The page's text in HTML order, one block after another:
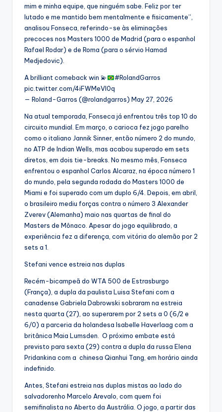
mim e minha equipe, que ninguém sabe. Feliz por ter
lutado e me mantido bem mentalmente e fisicamente”,
analisou Fonseca, referindo-se às eliminações
precoces nos Masters 1000 de Madrid (para o espanhol
Rafael Rodar) e de Roma (para o sérvio Hamad
Medjedovic).
A brilliant comeback win 💫
#RolandGarros
pic.twitter.com/4iFWMeVI0q
— Roland-Garros (@rolandgarros) May 27, 2026
Na atual temporada, Fonseca já enfrentou três top 10 do
circuito mundial. Em março, o carioca fez jogo parelho
como o italiano Jannik Sinner, então número 2 do mundo,
no ATP de Indian Wells, mas acabou superado em sets
diretos, em dois tie-breaks. No mesmo mês, Fonseca
enfrentou o espanhol Carlos Alcaraz, na época número 1
do mundo, pela segunda rodada do Masters 1000 de
Miami e foi superado com um duplo 6/4. Depois, em abril,
o brasileiro mediu forças contra o número 3 Alexander
Zverev (Alemanha) maio nas quartas de final do
Masters de Mônaco. Apesar do jogo equilibrado, a
experiência fez a diferença, com vitória do alemão por 2
sets a 1.
Stefani vence estreia nas duplas
Recém-bicampeã do WTA 500 de Estrasburgo
(França), a dupla da paulista Luisa Stefani com a
canadense Gabriela Dabrowski sobraram na estreia
nesta quarta (27), ao superarem por 2 sets a 0 (6/2 e
6/0) a parceria da holandesa Isabelle Haverlaag com a
britânica Maia Lumsden. O próximo embate está
previsto para sexta (29) contra a dupla da russa Elena
Pridankina com a chinesa Qianhui Tang, em horário ainda
indefinido.
Antes, Stefani estreia nas duplas mistas ao lado do
salvadorenho Marcelo Arevalo, com quem foi
semifinalista no Aberto da Austrália. O jogo, a partir das